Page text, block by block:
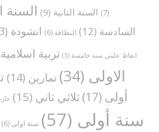
(7)
السنة الثانية (9) السنة
السادسة (12) النظافة (6) انشودة (13)
ايقاظ علمي سنة خامسة (5) تربية اسلامية
الاولى (34) تمارين (14)
أولى (17) ثلاثي ثاني (15)
سنة أولى (57) سنة اولى (6)